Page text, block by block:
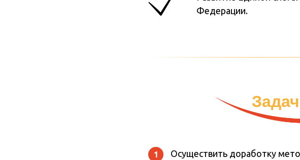
Федерации.
1 Осуществить доработку